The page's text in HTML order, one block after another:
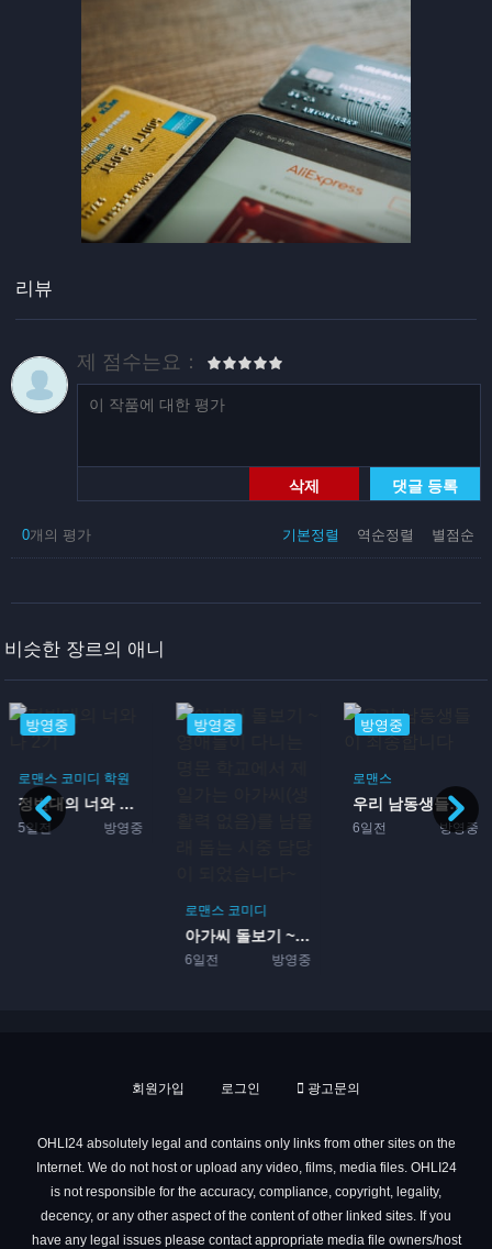
리뷰
제 점수는요：
삭제 댓글 등록
기본정렬 역순정렬 별점순
0개의 평가
비슷한 장르의 애니
방영중
로맨스 코미디 학원
정반대의 너와 나 2기
5일전 방영중
방영중
로맨스 코미디
아가씨 돌보기 ~영애들이 다...
6일전 방영중
방영중
로맨스
우리 남동생들이 죄송합니다
6일전 방영중
회원가입 로그인 광고문의
OHLI24 absolutely legal and contains only links from other sites on the
Internet. We do not host or upload any video, films, media files. OHLI24
is not responsible for the accuracy, compliance, copyright, legality,
decency, or any other aspect of the content of other linked sites. If you
have any legal issues please contact appropriate media file owners/host